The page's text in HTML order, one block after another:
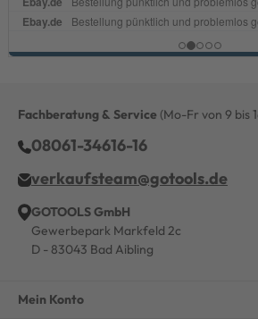
Fachberatung & Service (Mo-Fr von 9 bis
08061-34616-16
verkaufsteam@gotools.de
GOTOOLS GmbH
Gewerbepark Markfeld 2c
D - 83043 Bad Aibling
Mein Konto